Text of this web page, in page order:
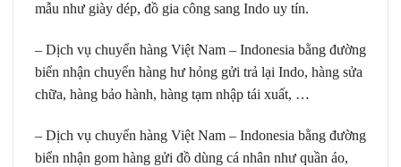
mẫu như giày dép, đồ gia công sang Indo uy tín.
– Dịch vụ chuyển hàng Việt Nam – Indonesia bằng đường
biển nhận chuyển hàng hư hỏng gửi trả lại Indo, hàng sửa
chữa, hàng bảo hành, hàng tạm nhập tái xuất, …
– Dịch vụ chuyển hàng Việt Nam – Indonesia bằng đường
biển nhận gom hàng gửi đồ dùng cá nhân như quần áo,